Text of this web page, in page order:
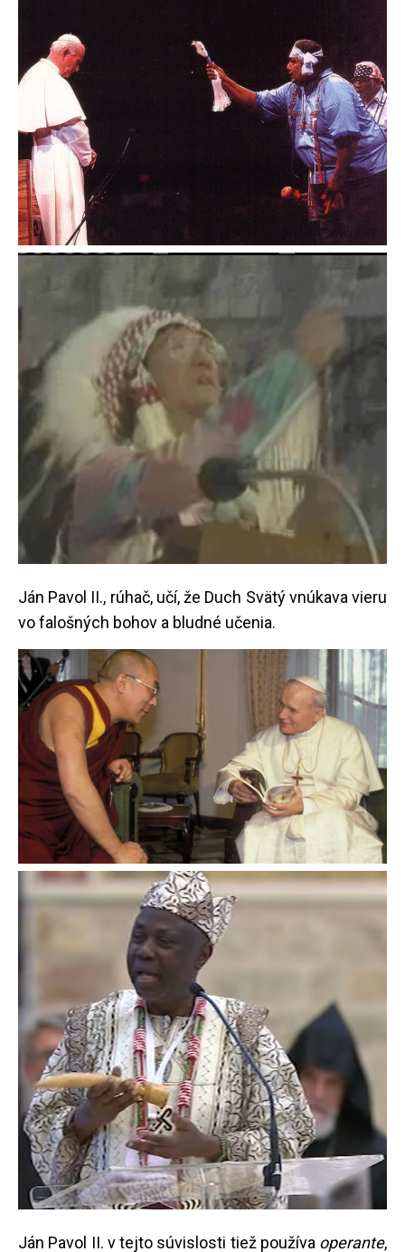
Ján Pavol II., rúhač, učí, že Duch Svätý vnúkava vieru
vo falošných bohov a bludné učenia.
Ján Pavol II. v tejto súvislosti tiež používa operante,